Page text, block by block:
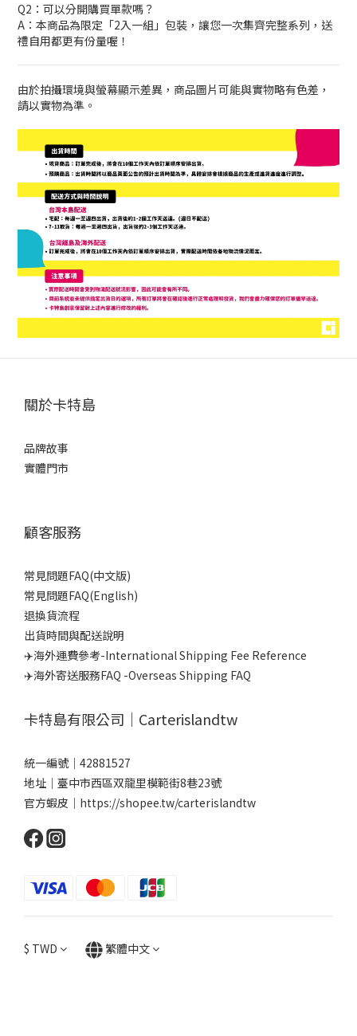
Q2：可以分開購買單款嗎？
A：本商品為限定「2入一組」包裝，讓您一次集齊完整系列，送
禮自用都更有份量喔！
由於拍攝環境與螢幕顯示差異，商品圖片可能與實物略有色差，
請以實物為準。
關於卡特島
品牌故事
實體門市
顧客服務
常見問題FAQ(中文版)
常見問題FAQ(English)
退換貨流程
出貨時間與配送說明
✈️海外運費參考-International Shipping Fee Reference
✈️海外寄送服務FAQ -Overseas Shipping FAQ
卡特島有限公司｜Carterislandtw
統一編號｜42881527
地址｜臺中市西區双龍里模範街8巷23號
官方蝦皮｜ https://shopee.tw/carterislandtw
$ TWD 繁體中文